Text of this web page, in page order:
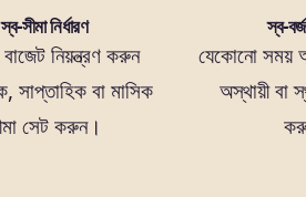
স্ব-সীমা নির্ধারণ
নিয়ন্ত্রণ করুন
সাপ্তাহিক বা মাসিক
সেট করুন।
স্ব-
যেকোনো সময়
অস্থায়ী বা